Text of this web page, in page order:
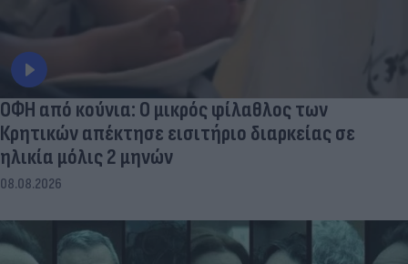
ΟΦΗ από κούνια: Ο μικρός φίλαθλος των
Κρητικών απέκτησε εισιτήριο διαρκείας σε
ηλικία μόλις 2 μηνών
08.08.2026